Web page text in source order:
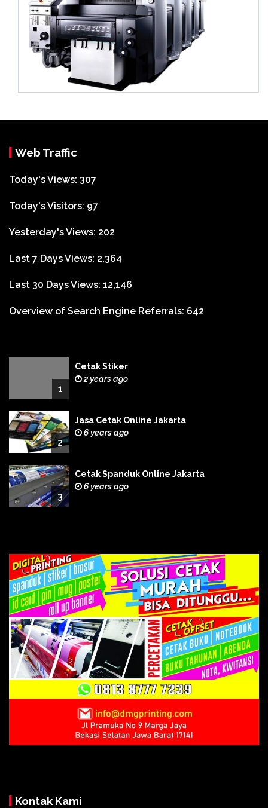
Web Traffic
Today's Views: 307
Today's Visitors: 97
Yesterday's Views: 202
Last 7 Days Views: 2,364
Last 30 Days Views: 12,146
Overview of Search Engine Referrals: 642
1
Cetak Stiker
2 years ago
2
Jasa Cetak Online Jakarta
6 years ago
3
Cetak Spanduk Online Jakarta
6 years ago
Kontak Kami